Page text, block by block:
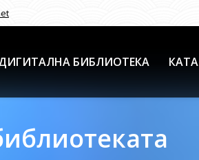
БИБЛИОТЕКА